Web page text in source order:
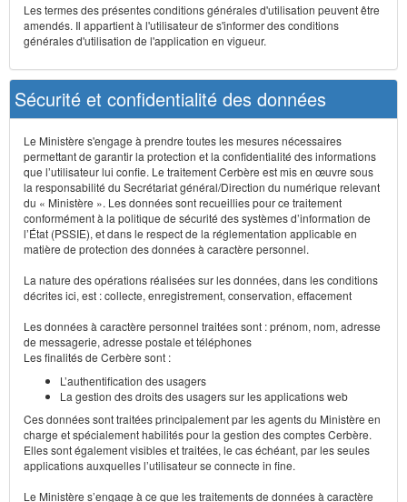
Les termes des présentes conditions générales d'utilisation peuvent être
amendés. Il appartient à l'utilisateur de s'informer des conditions
générales d'utilisation de l'application en vigueur.
Sécurité et confidentialité des données
Le Ministère s'engage à prendre toutes les mesures nécessaires
permettant de garantir la protection et la confidentialité des informations
que l’utilisateur lui confie. Le traitement Cerbère est mis en œuvre sous
la responsabilité du Secrétariat général/Direction du numérique relevant
du « Ministère ». Les données sont recueillies pour ce traitement
conformément à la politique de sécurité des systèmes d’information de
l’État (PSSIE), et dans le respect de la réglementation applicable en
matière de protection des données à caractère personnel.
La nature des opérations réalisées sur les données, dans les conditions
décrites ici, est : collecte, enregistrement, conservation, effacement
Les données à caractère personnel traitées sont : prénom, nom, adresse
de messagerie, adresse postale et téléphones
Les finalités de Cerbère sont :
L’authentification des usagers
La gestion des droits des usagers sur les applications web
Ces données sont traitées principalement par les agents du Ministère en
charge et spécialement habilités pour la gestion des comptes Cerbère.
Elles sont également visibles et traitées, le cas échéant, par les seules
applications auxquelles l’utilisateur se connecte in fine.
Le Ministère s’engage à ce que les traitements de données à caractère